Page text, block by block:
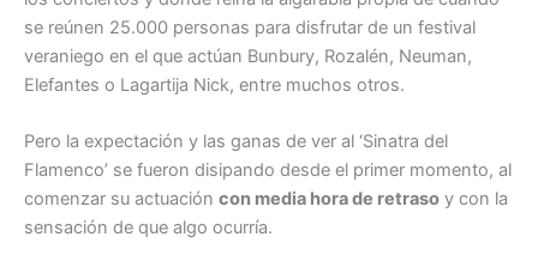
se reúnen 25.000 personas para disfrutar de un festival
veraniego en el que actúan Bunbury, Rozalén, Neuman,
Elefantes o Lagartija Nick, entre muchos otros.
Pero la expectación y las ganas de ver al ‘Sinatra del
Flamenco’ se fueron disipando desde el primer momento, al
comenzar su actuación con media hora de retraso y con la
sensación de que algo ocurría.